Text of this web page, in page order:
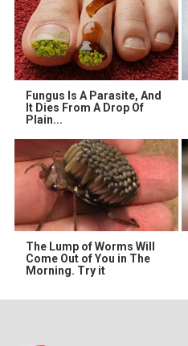
Fungus Is A Parasite, And
It Dies From A Drop Of
Plain...
The Lump of Worms Will
Come Out of You in The
Morning. Try it